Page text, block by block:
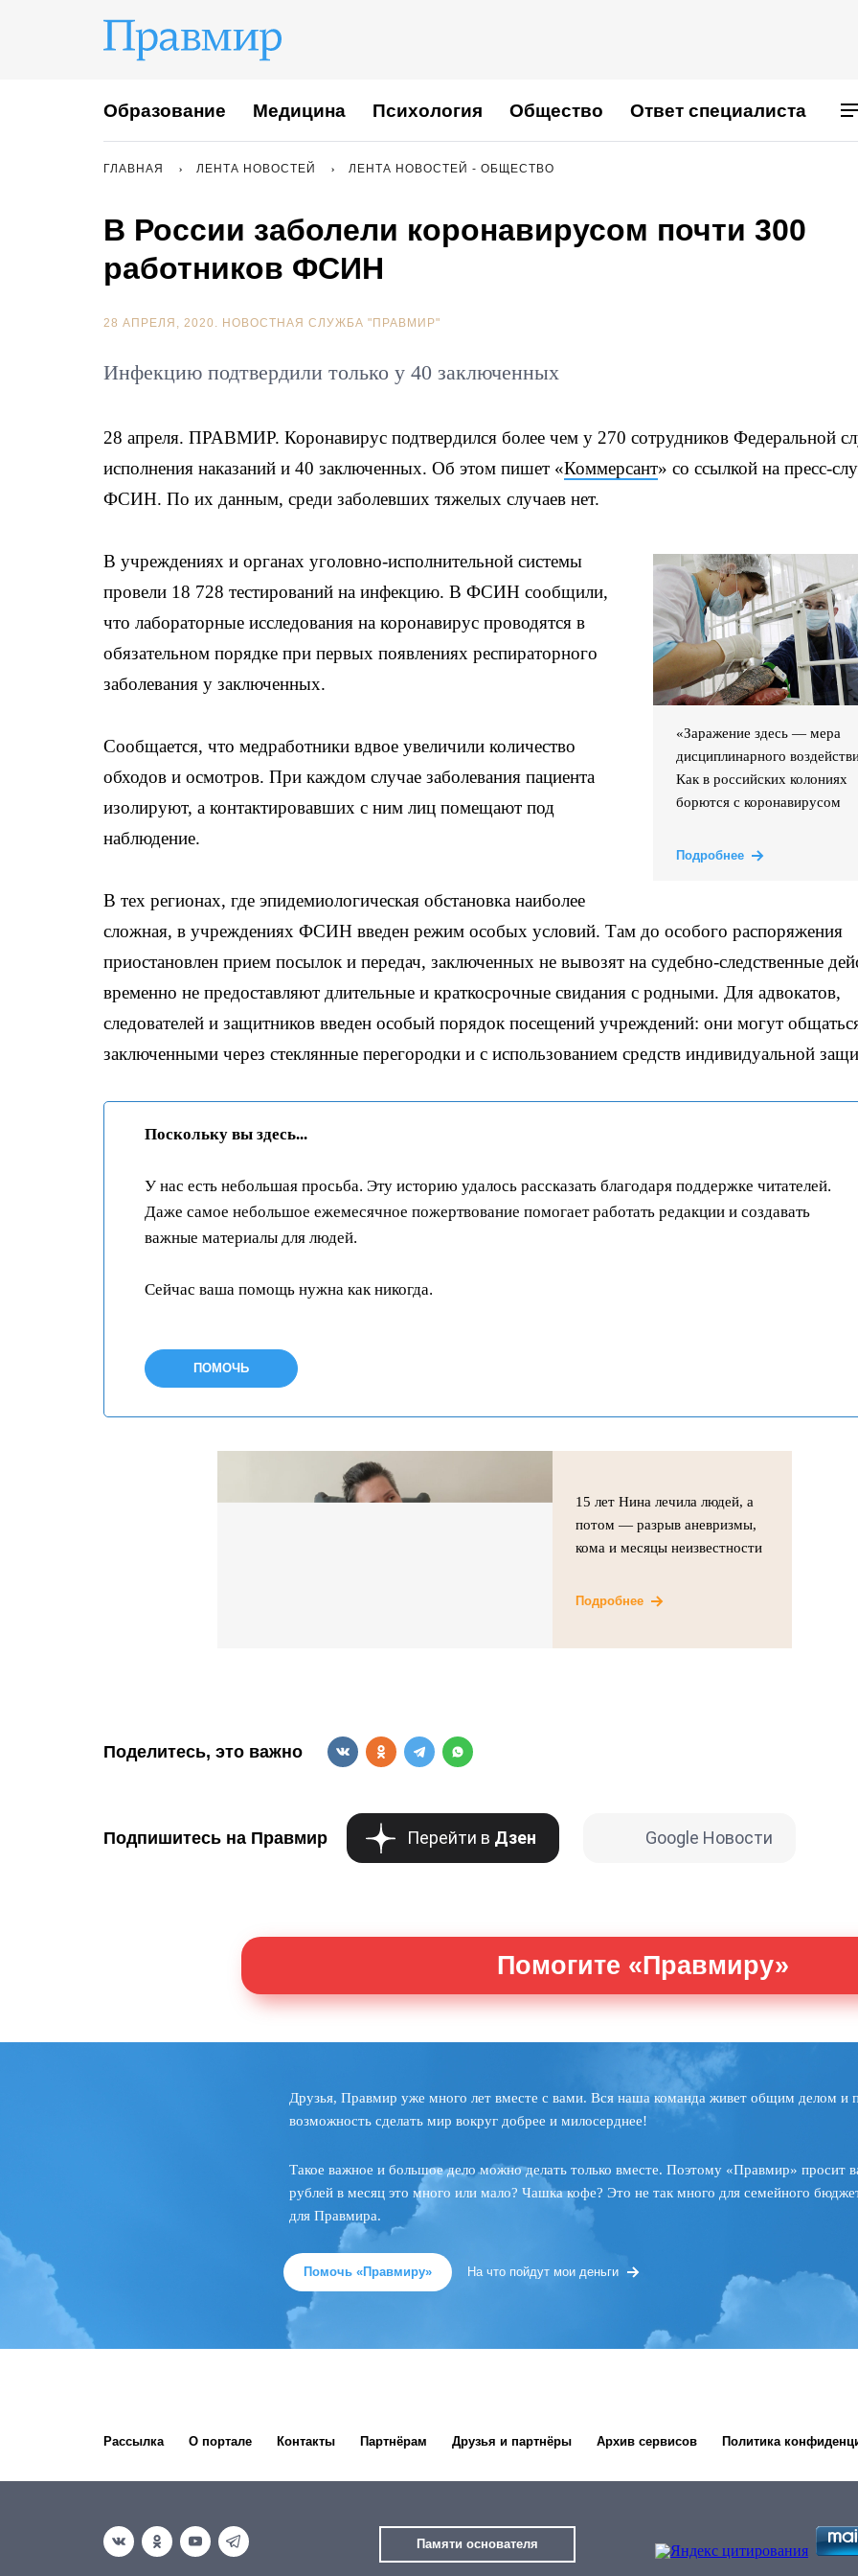
Образование Медицина Психология Общество Ответ специалиста
ГЛАВНАЯ ЛЕНТА НОВОСТЕЙ ЛЕНТА НОВОСТЕЙ - ОБЩЕСТВО
В России заболели коронавирусом почти 300
работников ФСИН
28 АПРЕЛЯ, 2020. НОВОСТНАЯ СЛУЖБА "ПРАВМИР"
Инфекцию подтвердили только у 40 заключенных
28 апреля. ПРАВМИР. Коронавирус подтвердился более чем у 270 сотрудников Федеральной
исполнения наказаний и 40 заключенных. Об этом пишет «Коммерсант» со ссылкой на пресс-
ФСИН. По их данным, среди заболевших тяжелых случаев нет.
«Заражение здесь — мера
дисциплинарного
Как в российских колониях
борются с коронавирусом
Подробнее
В учреждениях и органах уголовно-исполнительной системы
провели 18 728 тестирований на инфекцию. В ФСИН сообщили,
что лабораторные исследования на коронавирус проводятся в
обязательном порядке при первых появлениях респираторного
заболевания у заключенных.
Сообщается, что медработники вдвое увеличили количество
обходов и осмотров. При каждом случае заболевания пациента
изолируют, а контактировавших с ним лиц помещают под
наблюдение.
В тех регионах, где эпидемиологическая обстановка наиболее
сложная, в учреждениях ФСИН введен режим особых условий. Там до особого распоряжения
приостановлен прием посылок и передач, заключенных не вывозят на судебно-следственные
временно не предоставляют длительные и краткосрочные свидания с родными. Для адвокатов,
следователей и защитников введен особый порядок посещений учреждений: они могут
заключенными через стеклянные перегородки и с использованием средств индивидуальной
Поскольку вы здесь...
У нас есть небольшая просьба. Эту историю удалось рассказать благодаря поддержке читателей.
Даже самое небольшое ежемесячное пожертвование помогает работать редакции и создавать
важные материалы для людей.
Сейчас ваша помощь нужна как никогда.
ПОМОЧЬ
15 лет Нина лечила людей, а
потом — разрыв аневризмы,
кома и месяцы неизвестности
Подробнее
Поделитесь, это важно
Подпишитесь на Правмир Перейти в Дзен Google Новости
Помогите «Правмиру»
Друзья, Правмир уже много лет вместе с вами. Вся наша команда живет общим делом и
возможность сделать мир вокруг добрее и милосерднее!
Такое важное и большое дело можно делать только вместе. Поэтому «Правмир» просит
рублей в месяц это много или мало? Чашка кофе? Это не так много для семейного
для Правмира.
Помочь «Правмиру» На что пойдут мои деньги
Рассылка О портале Контакты Партнёрам Друзья и партнёры Архив сервисов Политика
Памяти основателя